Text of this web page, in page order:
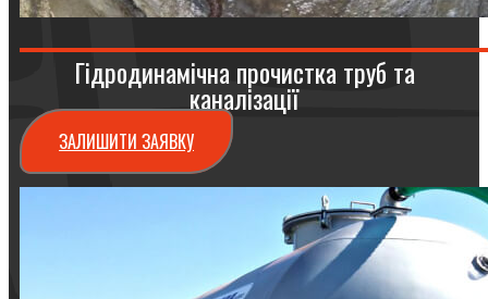
Гідродинамічна прочистка труб та
каналізації
ЗАЛИШИТИ ЗАЯВКУ